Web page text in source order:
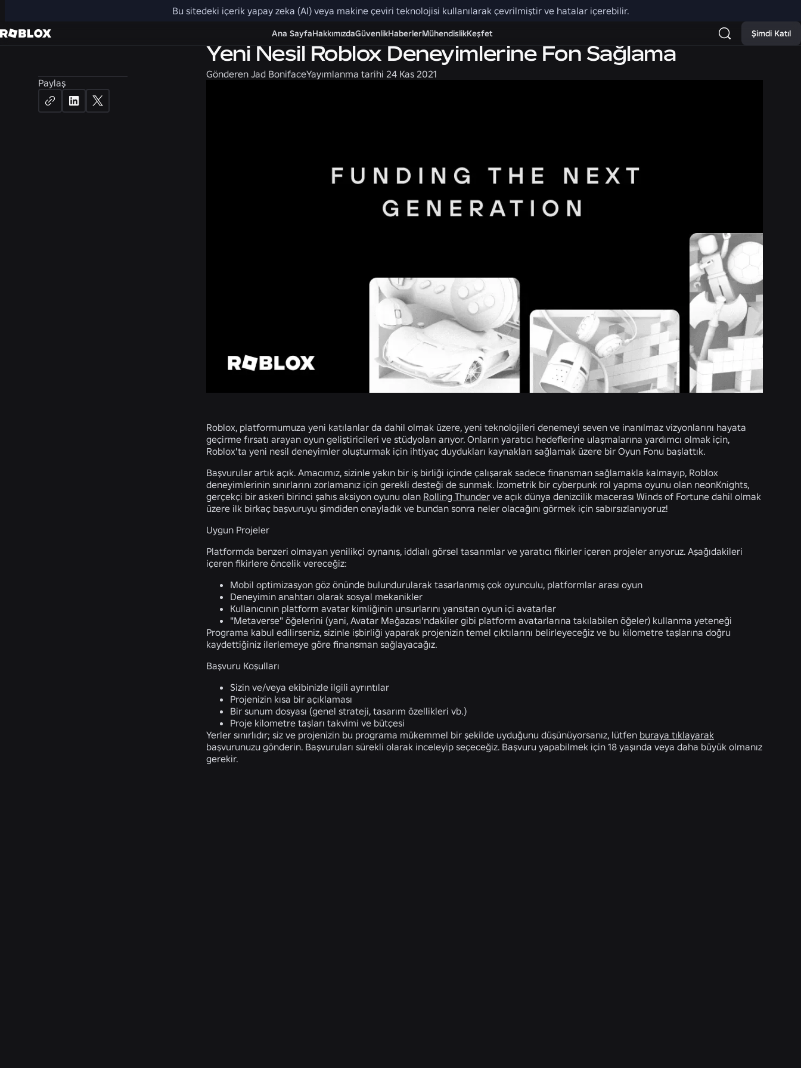
Bu sitedeki içerik yapay zeka (AI) veya makine çeviri teknolojisi kullanılarak çevrilmiştir ve hatalar içerebilir.
Ana SayfaHakkımızdaGüvenlikHaberlerMühendislikKeşfet Şimdi Katıl
Paylaş
Topluluk
Yeni Nesil Roblox Deneyimlerine Fon Sağlama
Gönderen Jad BonifaceYayımlanma tarihi 24 Kas 2021
Roblox, platformumuza yeni katılanlar da dahil olmak üzere, yeni teknolojileri denemeyi seven ve inanılmaz vizyonlarını hayata
geçirme fırsatı arayan oyun geliştiricileri ve stüdyoları arıyor. Onların yaratıcı hedeflerine ulaşmalarına yardımcı olmak için,
Roblox'ta yeni nesil deneyimler oluşturmak için ihtiyaç duydukları kaynakları sağlamak üzere bir Oyun Fonu başlattık.
Başvurular artık açık. Amacımız, sizinle yakın bir iş birliği içinde çalışarak sadece finansman sağlamakla kalmayıp, Roblox
deneyimlerinin sınırlarını zorlamanız için gerekli desteği de sunmak. İzometrik bir cyberpunk rol yapma oyunu olan neonKnights,
gerçekçi bir askeri birinci şahıs aksiyon oyunu olan Rolling Thunder ve açık dünya denizcilik macerası Winds of Fortune dahil olmak
üzere ilk birkaç başvuruyu şimdiden onayladık ve bundan sonra neler olacağını görmek için sabırsızlanıyoruz!
Uygun Projeler
Platformda benzeri olmayan yenilikçi oynanış, iddialı görsel tasarımlar ve yaratıcı fikirler içeren projeler arıyoruz. Aşağıdakileri
içeren fikirlere öncelik vereceğiz:
Mobil optimizasyon göz önünde bulundurularak tasarlanmış çok oyunculu, platformlar arası oyun
Deneyimin anahtarı olarak sosyal mekanikler
Kullanıcının platform avatar kimliğinin unsurlarını yansıtan oyun içi avatarlar
"Metaverse" öğelerini (yani, Avatar Mağazası'ndakiler gibi platform avatarlarına takılabilen öğeler) kullanma yeteneği
Programa kabul edilirseniz, sizinle işbirliği yaparak projenizin temel çıktılarını belirleyeceğiz ve bu kilometre taşlarına doğru
kaydettiğiniz ilerlemeye göre finansman sağlayacağız.
Başvuru Koşulları
Sizin ve/veya ekibinizle ilgili ayrıntılar
Projenizin kısa bir açıklaması
Bir sunum dosyası (genel strateji, tasarım özellikleri vb.)
Proje kilometre taşları takvimi ve bütçesi
Yerler sınırlıdır; siz ve projenizin bu programa mükemmel bir şekilde uyduğunu düşünüyorsanız, lütfen buraya tıklayarak
başvurunuzu gönderin. Başvuruları sürekli olarak inceleyip seçeceğiz. Başvuru yapabilmek için 18 yaşında veya daha büyük olmanız
gerekir.